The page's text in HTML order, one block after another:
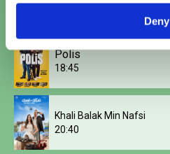
Deny
18:00
Polis
18:45
Khali Balak Min Nafsi
20:40